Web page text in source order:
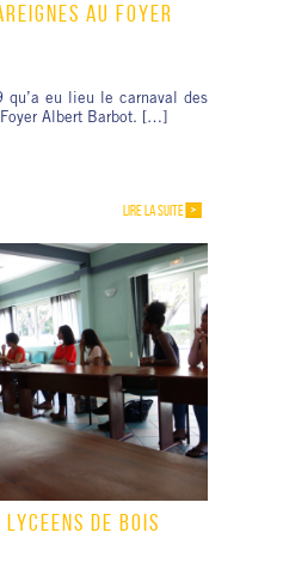
AU FOYER
qu’a eu lieu le carnaval des
Albert Barbot. […]
LIRE LA SUITE
DE BOIS